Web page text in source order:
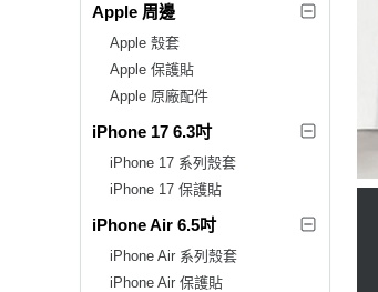
Apple 周邊
Apple 殼套
Apple 保護貼
Apple 原廠配件
iPhone 17 6.3吋
iPhone 17 系列殼套
iPhone 17 保護貼
iPhone Air 6.5吋
iPhone Air 系列殼套
iPhone Air 保護貼